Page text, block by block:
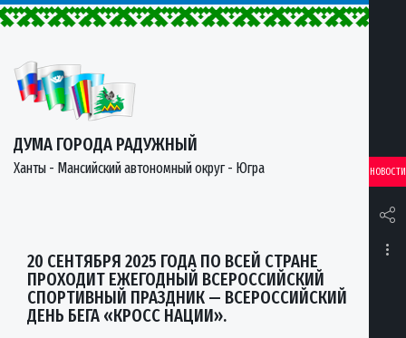
ДУМА ГОРОДА РАДУЖНЫЙ
Ханты - Мансийский автономный округ - Югра НОВОСТИ
20 СЕНТЯБРЯ 2025 ГОДА ПО ВСЕЙ СТРАНЕ
ПРОХОДИТ ЕЖЕГОДНЫЙ ВСЕРОССИЙСКИЙ
СПОРТИВНЫЙ ПРАЗДНИК — ВСЕРОССИЙСКИЙ
ДЕНЬ БЕГА «КРОСС НАЦИИ».